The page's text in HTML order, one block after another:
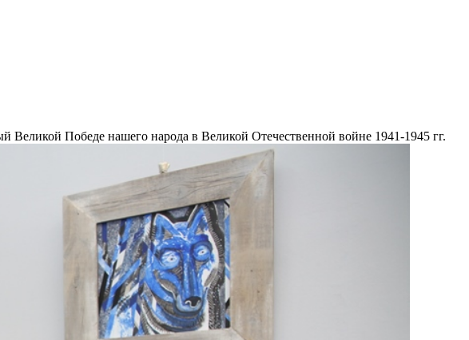
Победе нашего народа в Великой Отечественной войне 1941-1945 гг.